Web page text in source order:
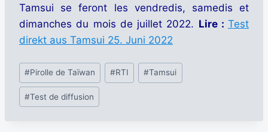
Tamsui se feront les vendredis, samedis et
dimanches du mois de juillet 2022. Lire : Test
direkt aus Tamsui 25. Juni 2022
Étiquettes
de
la
#Pirolle de Taïwan #RTI #Tamsui
#Test de diffusion